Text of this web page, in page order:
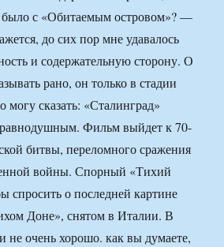
было с «Обитаемым островом»? —
до сих пор мне удавалось
и содержательную сторону. О
рано, он только в стадии
могу сказать: «Сталинград»
равнодушным. Фильм выйдет к 70-
битвы, переломного сражения
войны. Спорный «Тихий
о последней картине
Доне», снятом в Италии. В
не очень хорошо. как вы думаете,